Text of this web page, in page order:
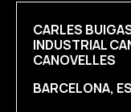
CARLES
INDUSTRIAL
CANOVELLES
BARCELONA,